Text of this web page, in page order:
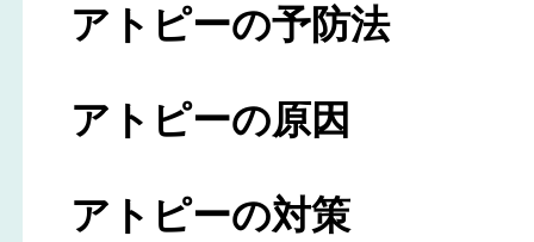
アトピーの予防法
アトピーの原因
アトピーの対策